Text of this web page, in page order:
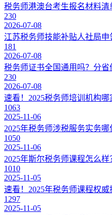
税务师港澳台考生报名材料清
230
2026-07-08
江苏税务师技能补贴人社局申
181
2026-07-08
税务师证书全国通用吗？分省
230
2026-07-08
速看！2025税务师培训机构
1063
2025-11-06
2025年税务师涉税服务实务哪
1050
2025-11-06
2025年斯尔税务师课程怎么
1010
2025-11-05
速看！2025年税务师课程权威
1297
2025-11-05